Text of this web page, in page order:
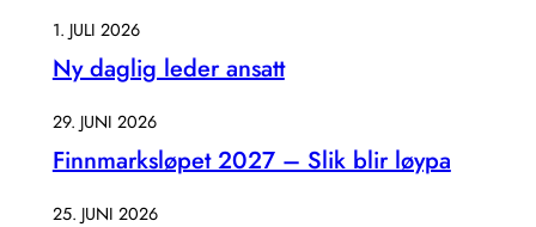
1. JULI 2026
Ny daglig leder ansatt
29. JUNI 2026
Finnmarksløpet 2027 – Slik blir løypa
25. JUNI 2026